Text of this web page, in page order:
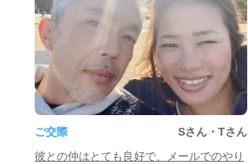
ご交際
Sさん・Tさん
彼との仲はとても良好で、メールでのやり